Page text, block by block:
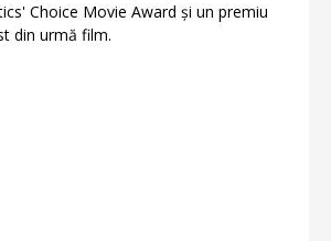
Choice Movie Award și un premiu
din urmă film.